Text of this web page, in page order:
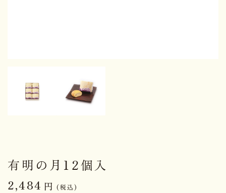
有明の月12個入
2,484 円 (税込)